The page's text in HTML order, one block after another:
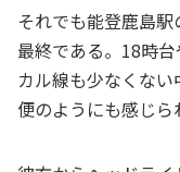
それでも能登鹿島
最終である。18時
カル線も少なくな
便のようにも感じら